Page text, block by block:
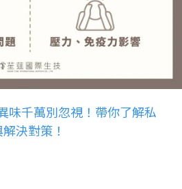
味千萬別忽視！帶你了解私
決對策！